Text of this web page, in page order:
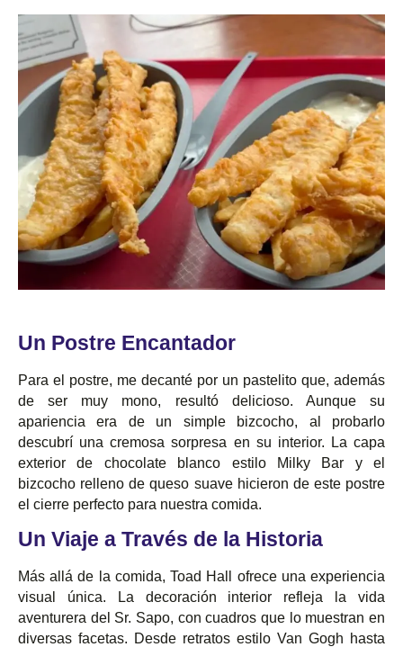
Un Postre Encantador
Para el postre, me decanté por un pastelito que, además
de ser muy mono, resultó delicioso. Aunque su
apariencia era de un simple bizcocho, al probarlo
descubrí una cremosa sorpresa en su interior. La capa
exterior de chocolate blanco estilo Milky Bar y el
bizcocho relleno de queso suave hicieron de este postre
el cierre perfecto para nuestra comida.
Un Viaje a Través de la Historia
Más allá de la comida, Toad Hall ofrece una experiencia
visual única. La decoración interior refleja la vida
aventurera del Sr. Sapo, con cuadros que lo muestran en
diversas facetas. Desde retratos estilo Van Gogh hasta